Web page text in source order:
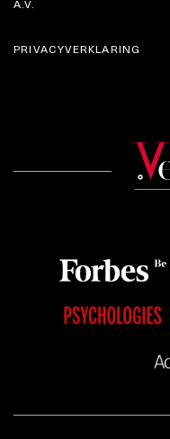
A.V.
PRIVACYVERKLARING